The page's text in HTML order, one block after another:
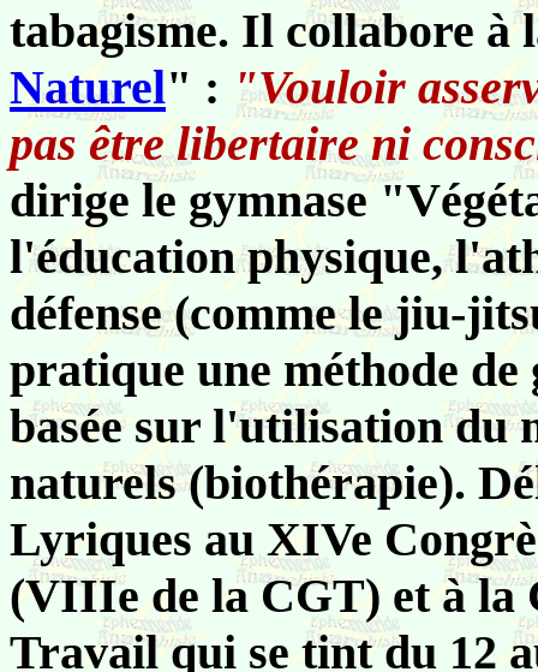
tabagisme. Il collabore à
Naturel" : "Vouloir
pas être libertaire ni
dirige le gymnase
l'éducation physique,
défense (comme le jiu-
pratique une méthode
basée sur l'utilisation du
naturels (biothérapie).
Lyriques au XIVe
(VIIIe de la CGT) et à la
Travail qui se tint du 12